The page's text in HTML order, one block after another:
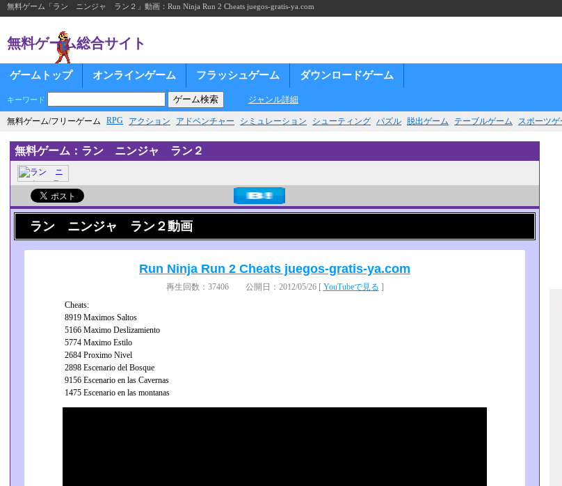
無料ゲーム「ラン ニンジャ ラン２」動画：Run Ninja Run 2 Cheats juegos-gratis-ya.com
無料ゲーム総合サイト
ゲームトップ オンラインゲーム フラッシュゲーム ダウンロードゲーム
キーワード ジャンル詳細
無料ゲーム/フリーゲーム RPG アクション アドベンチャー シミュレーション シューティング パズル 脱出ゲーム テーブルゲーム スポーツゲ
無料ゲーム：ラン ニンジャ ラン２
ラン ニンジャ ラン２動画
Run Ninja Run 2 Cheats juegos-gratis-ya.com
再生回数：37406 公開日：2012/05/26 [ YouTubeで見る ]
Cheats:
8919 Maximos Saltos
5166 Maximo Deslizamiento
5774 Maximo Estilo
2684 Proximo Nivel
2898 Escenario del Bosque
9156 Escenario en las Cavernas
1475 Escenario en las montanas